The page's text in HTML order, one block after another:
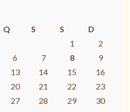
Q S S
D
1
2
6 7 8
9
13 14 15
16
20 21 22
23
27 28 29
30